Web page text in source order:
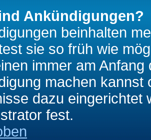
Ankündigungen?
beinhalten
sie so früh wie
immer am
machen kannst
dazu eingerichtet
fest.